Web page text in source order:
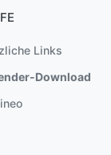
Links
Download